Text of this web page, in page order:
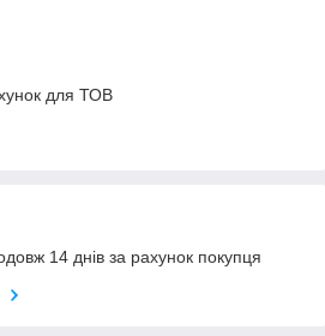
для ТОВ
14 днів за рахунок покупця